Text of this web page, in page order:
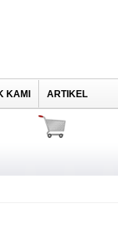
KAMI ARTIKEL